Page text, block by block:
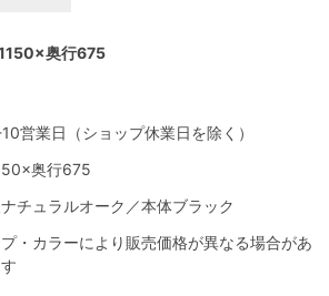
・カラーにより販売価格が異なる場合があ
営業日（ショップ休業日を除く）
奥行675
チュラルオーク／本体ブラック
奥行675